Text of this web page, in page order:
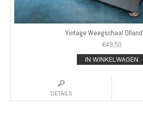
Vintage Weegschaal
€49,50
IN WINKELWAGEN
DETAILS